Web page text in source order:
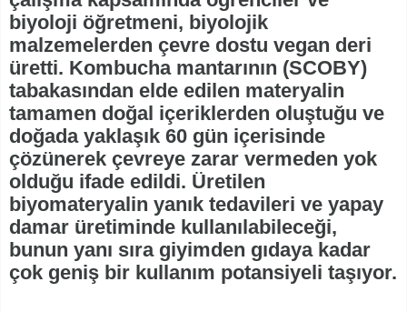
biyoloji öğretmeni, biyolojik
malzemelerden çevre dostu vegan deri
üretti. Kombucha mantarının (SCOBY)
tabakasından elde edilen materyalin
tamamen doğal içeriklerden oluştuğu ve
doğada yaklaşık 60 gün içerisinde
çözünerek çevreye zarar vermeden yok
olduğu ifade edildi. Üretilen
biyomateryalin yanık tedavileri ve yapay
damar üretiminde kullanılabileceği,
bunun yanı sıra giyimden gıdaya kadar
çok geniş bir kullanım potansiyeli taşıyor.